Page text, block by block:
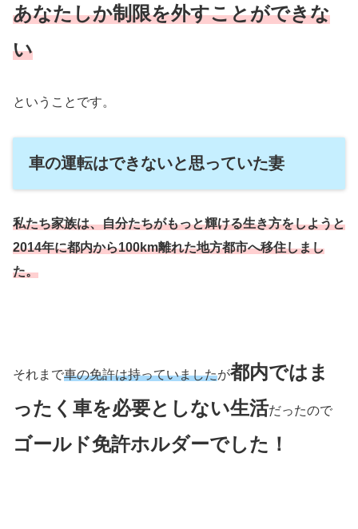
あなたしか制限を外すことができな
い
ということです。
車の運転はできないと思っていた妻
私たち家族は、自分たちがもっと輝ける生き方をしようと
2014年に都内から100km離れた地方都市へ移住しまし
た。
それまで車の免許は持っていましたが都内ではま
ったく車を必要としない生活だったので
ゴールド免許ホルダーでした！